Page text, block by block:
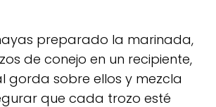
preparado la marinada,
de conejo en un recipiente,
gorda sobre ellos y mezcla
que cada trozo esté